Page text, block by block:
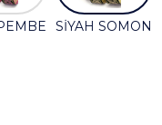
SİYAH SOMON